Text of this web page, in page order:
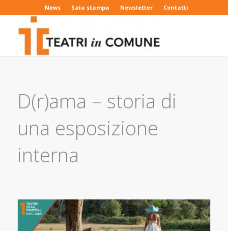
News Sala stampa Newsletter Contatti
D(r)ama – storia di
una esposizione
interna